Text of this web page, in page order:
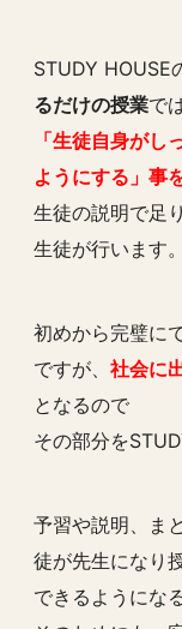
STUDY HOUSE
るだけの授業で
「生徒自身がし
ようにする」事
生徒の説明で足
生徒が行います。
初めから完璧に
ですが、 社会に
となるので
その部分を
予習や説明、ま
徒が先生になり
できるようにな